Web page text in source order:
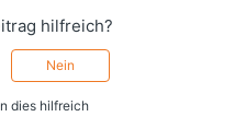
hilfreich?
Nein
dies hilfreich